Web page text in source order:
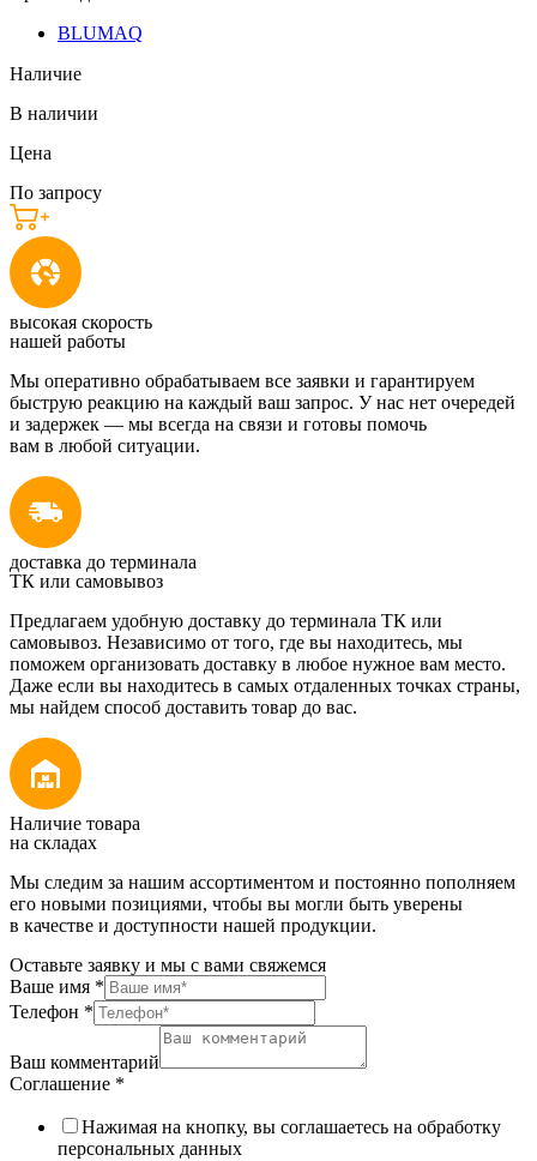
BLUMAQ
Наличие
В наличии
Цена
По запросу
высокая скорость
нашей работы
Мы оперативно обрабатываем все заявки и гарантируем
быструю реакцию на каждый ваш запрос. У нас нет очередей
и задержек — мы всегда на связи и готовы помочь
вам в любой ситуации.
доставка до терминала
ТК или самовывоз
Предлагаем удобную доставку до терминала ТК или
самовывоз. Независимо от того, где вы находитесь, мы
поможем организовать доставку в любое нужное вам место.
Даже если вы находитесь в самых отдаленных точках страны,
мы найдем способ доставить товар до вас.
Наличие товара
на складах
Мы следим за нашим ассортиментом и постоянно пополняем
его новыми позициями, чтобы вы могли быть уверены
в качестве и доступности нашей продукции.
Оставьте заявку и мы с вами свяжемся
Ваше имя *
Телефон *
Ваш комментарий
Соглашение *
Нажимая на кнопку, вы соглашаетесь на обработку
персональных данных